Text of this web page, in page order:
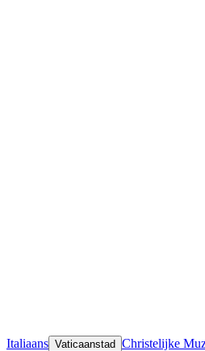
Italiaans Vaticaanstad Christelijke